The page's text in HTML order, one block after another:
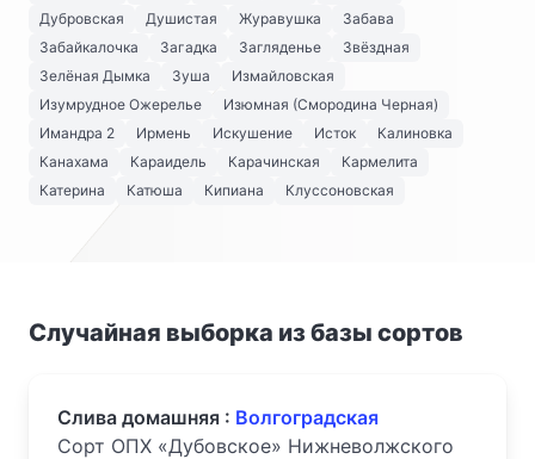
Дубровская
Душистая Журавушка
Забава
Забайкалочка
Загадка Загляденье
Звёздная
Зелёная Дымка
Зуша
Измайловская
Изумрудное Ожерелье
Изюмная (Смородина Черная)
Имандра 2
Ирмень Искушение Исток
Калиновка
Канахама
Караидель Карачинская
Кармелита
Катерина
Катюша Кипиана Клуссоновская
Случайная выборка из базы сортов
Слива домашняя : Волгоградская
Сорт ОПХ «Дубовское» Нижневолжского